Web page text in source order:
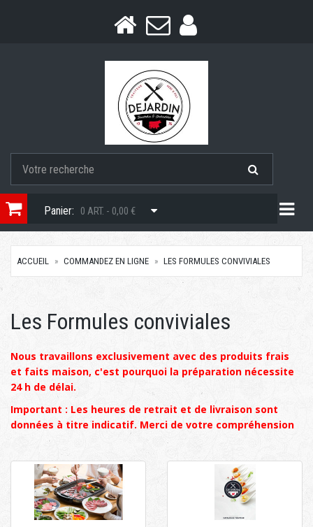
Panier: 0 ART. - 0,00 €
ACCUEIL COMMANDEZ EN LIGNE LES FORMULES CONVIVIALES
Les Formules conviviales
Nous travaillons exclusivement avec des produits frais
et faits maison, c'est pourquoi la préparation nécessite
24 h de délai.
Important : Les heures de retrait et de livraison sont
données à titre indicatif. Merci de votre compréhension